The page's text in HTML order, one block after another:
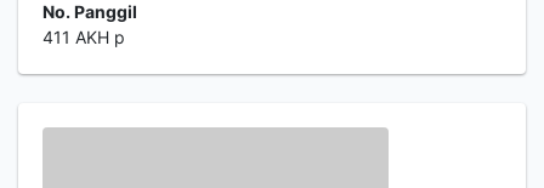
No. Panggil
411 AKH p